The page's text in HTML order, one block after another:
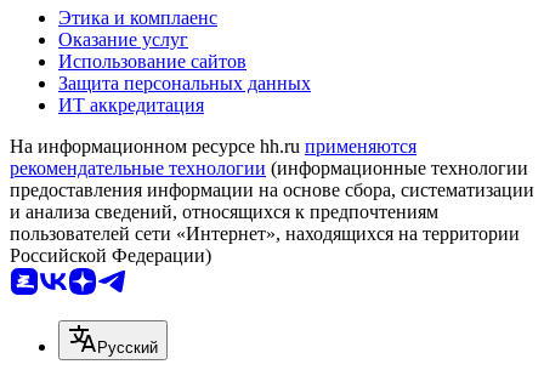
Этика и комплаенс
Оказание услуг
Использование сайтов
Защита персональных данных
ИТ аккредитация
На информационном ресурсе hh.ru применяются
рекомендательные технологии (информационные технологии
предоставления информации на основе сбора, систематизации
и анализа сведений, относящихся к предпочтениям
пользователей сети «Интернет», находящихся на территории
Российской Федерации)
Русский